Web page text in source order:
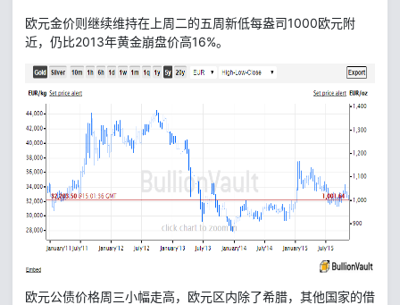
欧元金价则继续维持在上周二的五周新低每盎司1000欧元附
近，仍比2013年黄金崩盘价高16%。
欧元公债价格周三小幅走高，欧元区内除了希腊，其他国家的借